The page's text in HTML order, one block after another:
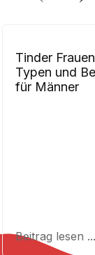
Tinder
Typen und
für Männer
Beitrag lesen ...